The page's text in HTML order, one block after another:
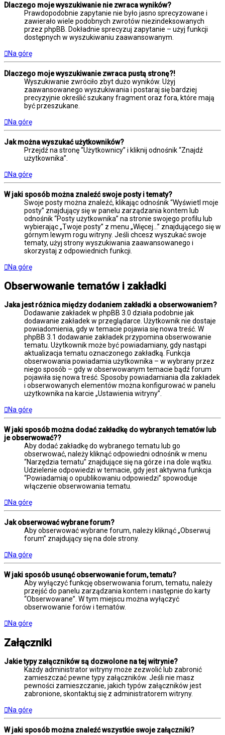
Dlaczego moje wyszukiwanie nie zwraca wyników?
Prawdopodobnie zapytanie nie było jasno sprecyzowane i
zawierało wiele podobnych zwrotów niezindeksowanych
przez phpBB. Dokładnie sprecyzuj zapytanie – użyj funkcji
dostępnych w wyszukiwaniu zaawansowanym.
Na górę
Dlaczego moje wyszukiwanie zwraca pustą stronę?!
Wyszukiwanie zwróciło zbyt dużo wyników. Użyj
zaawansowanego wyszukiwania i postaraj się bardziej
precyzyjnie określić szukany fragment oraz fora, które mają
być przeszukane.
Na górę
Jak można wyszukać użytkowników?
Przejdź na stronę “Użytkownicy” i kliknij odnośnik “Znajdź
użytkownika”.
Na górę
W jaki sposób można znaleźć swoje posty i tematy?
Swoje posty można znaleźć, klikając odnośnik “Wyświetl moje
posty” znajdujący się w panelu zarządzania kontem lub
odnośnik “Posty użytkownika” na stronie swojego profilu lub
wybierając „Twoje posty” z menu „Więcej…” znajdującego się w
górnym lewym rogu witryny. Jeśli chcesz wyszukać swoje
tematy, użyj strony wyszukiwania zaawansowanego i
skorzystaj z odpowiednich funkcji.
Na górę
Obserwowanie tematów i zakładki
Jaka jest różnica między dodaniem zakładki a obserwowaniem?
Dodawanie zakładek w phpBB 3.0 działa podobnie jak
dodawanie zakładek w przeglądarce. Użytkownik nie dostaje
powiadomienia, gdy w temacie pojawia się nowa treść. W
phpBB 3.1 dodawanie zakładek przypomina obserwowanie
tematu. Użytkownik może być powiadamiany, gdy nastąpi
aktualizacja tematu oznaczonego zakładką. Funkcja
obserwowania powiadamia użytkownika – w wybrany przez
niego sposób – gdy w obserwowanym temacie bądź forum
pojawiła się nowa treść. Sposoby powiadamiania dla zakładek
i obserwowanych elementów można konfigurować w panelu
użytkownika na karcie „Ustawienia witryny”.
Na górę
W jaki sposób można dodać zakładkę do wybranych tematów lub
je obserwować??
Aby dodać zakładkę do wybranego tematu lub go
obserwować, należy kliknąć odpowiedni odnośnik w menu
“Narzędzia tematu” znajdujące się na górze i na dole wątku.
Udzielenie odpowiedzi w temacie, gdy jest aktywna funkcja
“Powiadamiaj o opublikowaniu odpowiedzi” spowoduje
włączenie obserwowania tematu.
Na górę
Jak obserwować wybrane forum?
Aby obserwować wybrane forum, należy kliknąć „Obserwuj
forum” znajdujący się na dole strony.
Na górę
W jaki sposób usunąć obserwowanie forum, tematu?
Aby wyłączyć funkcję obserwowania forum, tematu, należy
przejść do panelu zarządzania kontem i następnie do karty
“Obserwowane”. W tym miejscu można wyłączyć
obserwowanie forów i tematów.
Na górę
Załączniki
Jakie typy załączników są dozwolone na tej witrynie?
Każdy administrator witryny może zezwolić lub zabronić
zamieszczać pewne typy załączników. Jeśli nie masz
pewności zamieszczanie, jakich typów załączników jest
zabronione, skontaktuj się z administratorem witryny.
Na górę
W jaki sposób można znaleźć wszystkie swoje załączniki?